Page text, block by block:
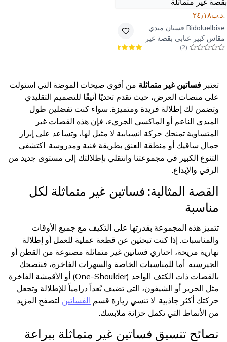
.د.ب٢٤٫١٨
Bidoluelbise فستان ميدي
مقاس كبير عنابي بقصة غير
متماثلة
(
2
)
تعتبر فساتين غير متماثلة من أقوى صيحات الموضة التي استولت
على منصات العرض، حيث تقدم تحديًا أنيقًا للتصميم التقليدي
وتضمن لك إطلالة فريدة ومتميزة. سواء كنت تفضلين طول
الميدي الناعم أو الماكسي الجريء، فإن هذه القصات غير
المتساوية تمنحك حركة انسيابية لا مثيل لها، وتساعد على إبراز
جمال ساقيك أو منطقة العنق بطريقة فنية ومدروسة. اكتشفي
التنوع الكبير في مجموعتنا وانتقلي بإطلالتك إلى مستوى جديد من
الرقي والإبداع.
القصة المثالية: فساتين غير متماثلة لكل
مناسبة
تتميز هذه المجموعة بقدرتها على التكيف مع جميع الأوقات
والمناسبات. إذا كنت تبحثين عن قطعة عملية للعمل أو إطلالة
نهارية مريحة، اختاري فساتين غير متماثلة مصنوعة من القطن أو
الجيرسيه. أما للمناسبات الخاصة والسهرات الفاخرة، فننصحك
بالقصات ذات الكتف الواحد (One-Shoulder) أو الأقمشة الفاخرة
مثل الحرير أو الشيفون، التي تضيف بُعداً درامياً للإطلالة وتجعل
حركتك أكثر جاذبية. لا تنسي زيارة قسم الفساتين لتصفح المزيد
من الأنماط التي تكمل خزانة ملابسك.
نصائح تنسيق فساتين غير متماثلة ببراعة